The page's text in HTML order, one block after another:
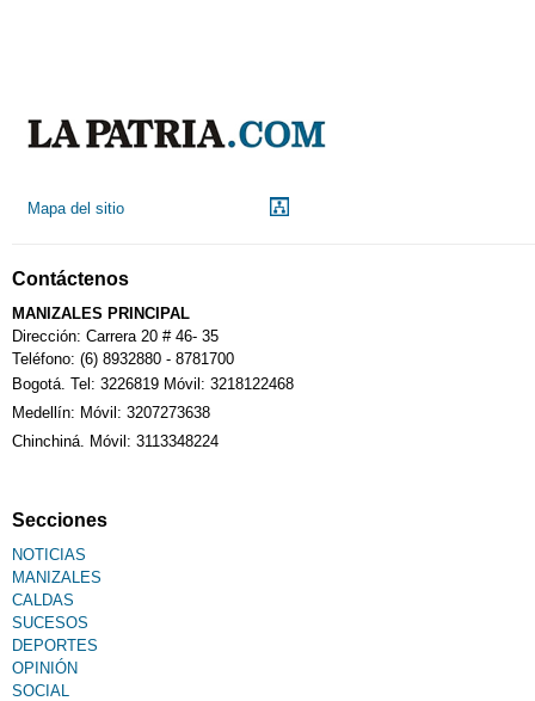
Calendario Tributario
Sudoku
Fallecimiento
Mapa del sitio
Contáctenos
MANIZALES PRINCIPAL
Dirección: Carrera 20 # 46- 35
Teléfono: (6) 8932880 - 8781700
Bogotá. Tel: 3226819 Móvil: 3218122468
Medellín: Móvil: 3207273638
Chinchiná. Móvil: 3113348224
Secciones
NOTICIAS
MANIZALES
CALDAS
SUCESOS
DEPORTES
OPINIÓN
SOCIAL